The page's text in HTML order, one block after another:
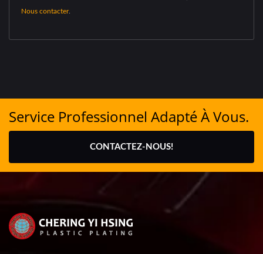
Nous contacter.
Service Professionnel Adapté À Vous.
CONTACTEZ-NOUS!